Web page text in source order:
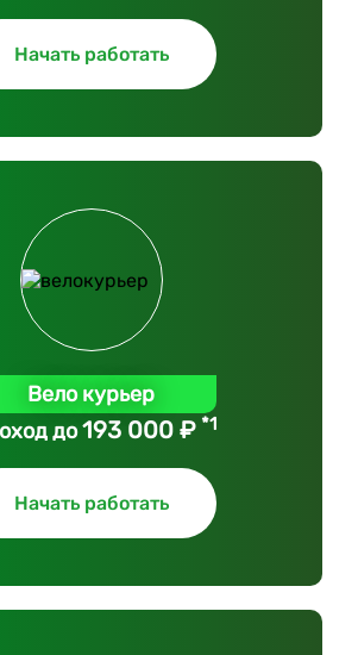
Начать работать
Вело курьер
до193 000 ₽ *1
Начать работать